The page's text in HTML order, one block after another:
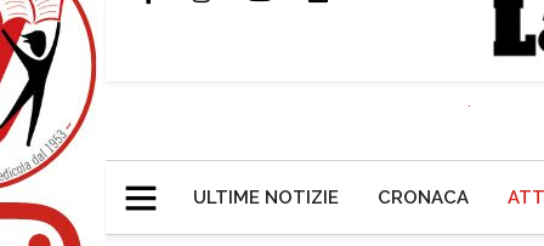
ULTIME NOTIZIE CRONACA